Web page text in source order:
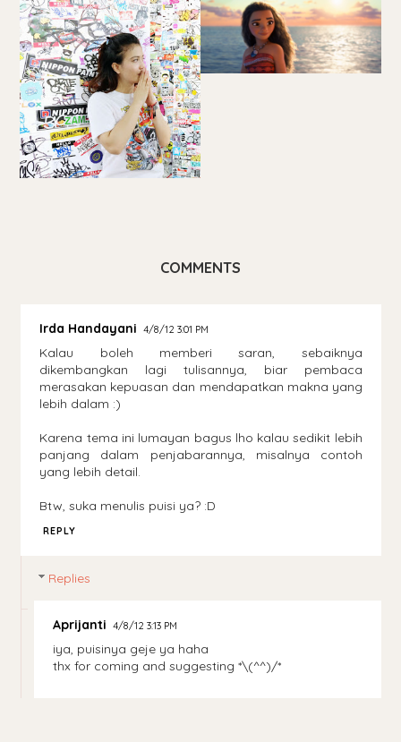
COMMENTS
Irda Handayani 4/8/12 3:01 PM
Kalau boleh memberi saran, sebaiknya
dikembangkan lagi tulisannya, biar pembaca
merasakan kepuasan dan mendapatkan makna yang
lebih dalam :)
Karena tema ini lumayan bagus lho kalau sedikit lebih
panjang dalam penjabarannya, misalnya contoh
yang lebih detail.
Btw, suka menulis puisi ya? :D
REPLY
Replies
Aprijanti 4/8/12 3:13 PM
iya, puisinya geje ya haha
thx for coming and suggesting *\(^^)/*